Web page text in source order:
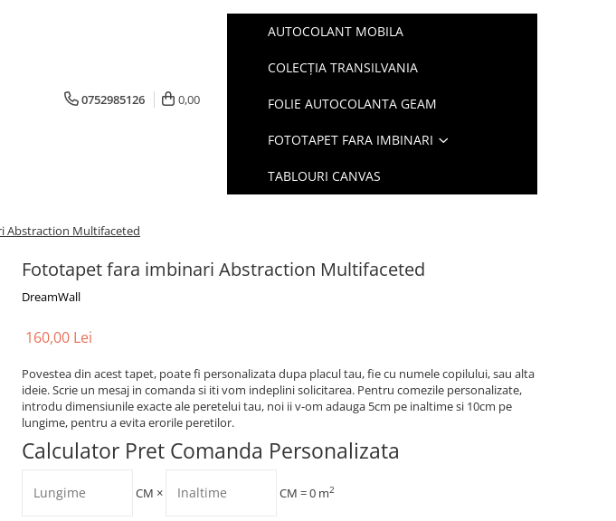
0752985126 0,00
AUTOCOLANT MOBILA
COLECȚIA TRANSILVANIA
FOLIE AUTOCOLANTA GEAM
FOTOTAPET FARA IMBINARI
TABLOURI CANVAS
Abstraction Multifaceted
Fototapet fara imbinari Abstraction Multifaceted
DreamWall
160,00 Lei
Povestea din acest tapet, poate fi personalizata dupa placul tau, fie cu numele copilului, sau alta
ideie. Scrie un mesaj in comanda si iti vom indeplini solicitarea. Pentru comezile personalizate,
introdu dimensiunile exacte ale peretelui tau, noi ii v-om adauga 5cm pe inaltime si 10cm pe
lungime, pentru a evita erorile peretilor.
Calculator Pret Comanda Personalizata
CM × CM =0 m2